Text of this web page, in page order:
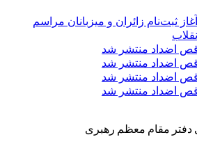
آغاز ثبت‌نام زائران و میزبانان مراسم
اضداد منتشر شد
اضداد منتشر شد
اضداد منتشر شد
اضداد منتشر شد
دفتر مقام معظم رهبری